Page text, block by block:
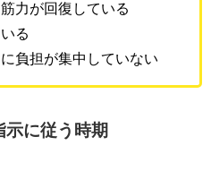
力が回復している
る
負担が集中していない
示に従う時期